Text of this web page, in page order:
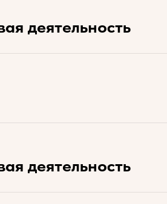
деятельность
деятельность